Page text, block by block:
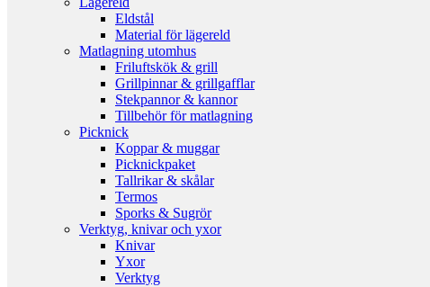
Eldstål
Material för lägereld
Matlagning utomhus
Friluftskök & grill
Grillpinnar & grillgafflar
Stekpannor & kannor
Tillbehör för matlagning
Picknick
Koppar & muggar
Picknickpaket
Tallrikar & skålar
Termos
Sporks & Sugrör
Verktyg, knivar och yxor
Knivar
Yxor
Verktyg